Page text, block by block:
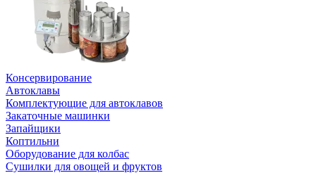
Консервирование
Автоклавы
Комплектующие для автоклавов
Закаточные машинки
Запайщики
Коптильни
Оборудование для колбас
Сушилки для овощей и фруктов